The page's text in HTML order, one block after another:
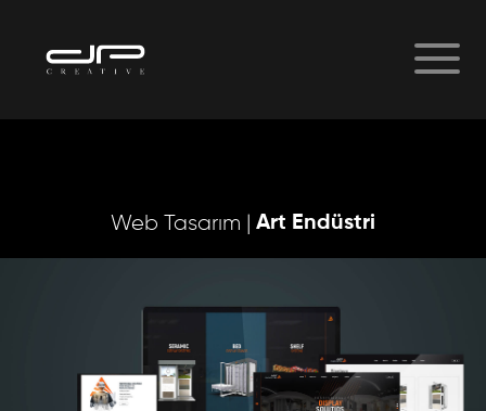
Web Tasarım | Art Endüstri